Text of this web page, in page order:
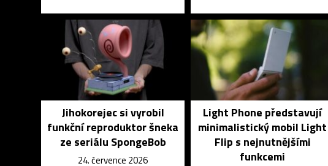
Jihokorejec si vyrobil
funkční reproduktor šneka
ze seriálu SpongeBob
24. července 2026
Light Phone představují
minimalistický mobil Light
Flip s nejnutnějšími
funkcemi